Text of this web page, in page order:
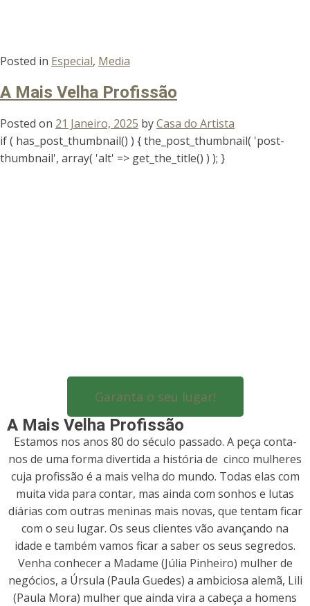
Posted in Especial, Media
A Mais Velha Profissão
Posted on 21 Janeiro, 2025 byCasa do Artista
if ( has_post_thumbnail() ) { the_post_thumbnail( 'post-
thumbnail', array( 'alt' => get_the_title() ) ); }
Garanta o seu lugar!
A Mais Velha Profissão
Estamos nos anos 80 do século passado. A peça conta-
nos de uma forma divertida a história de cinco mulheres
cuja profissão é a mais velha do mundo. Todas elas com
muita vida para contar, mas ainda com sonhos e lutas
diárias com outras meninas mais novas, que tentam ficar
com o seu lugar. Os seus clientes vão avançando na
idade e também vamos ficar a saber os seus segredos.
Venha conhecer a Madame (Júlia Pinheiro) mulher de
negócios, a Úrsula (Paula Guedes) a ambiciosa alemã, Lili
(Paula Mora) mulher que ainda vira a cabeça a homens